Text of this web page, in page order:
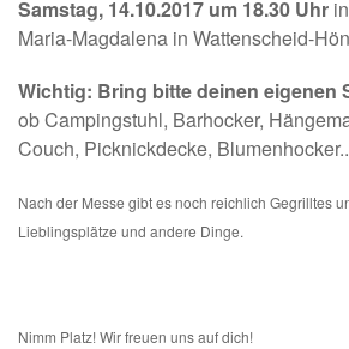
Samstag, 14.10.2017 um 18.30 Uhr
Maria-Magdalena in Wattenscheid-
Wichtig: Bring bitte deinen eigenen
ob Campingstuhl, Barhocker,
Couch, Picknickdecke,
Nach der Messe gibt es noch reichlich Gegrilltes
Lieblingsplätze und andere Dinge.
Nimm Platz! Wir freuen uns auf dich!